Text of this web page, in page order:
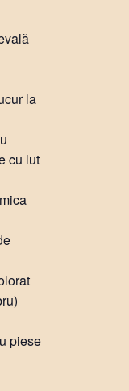
la
cu lut
piese